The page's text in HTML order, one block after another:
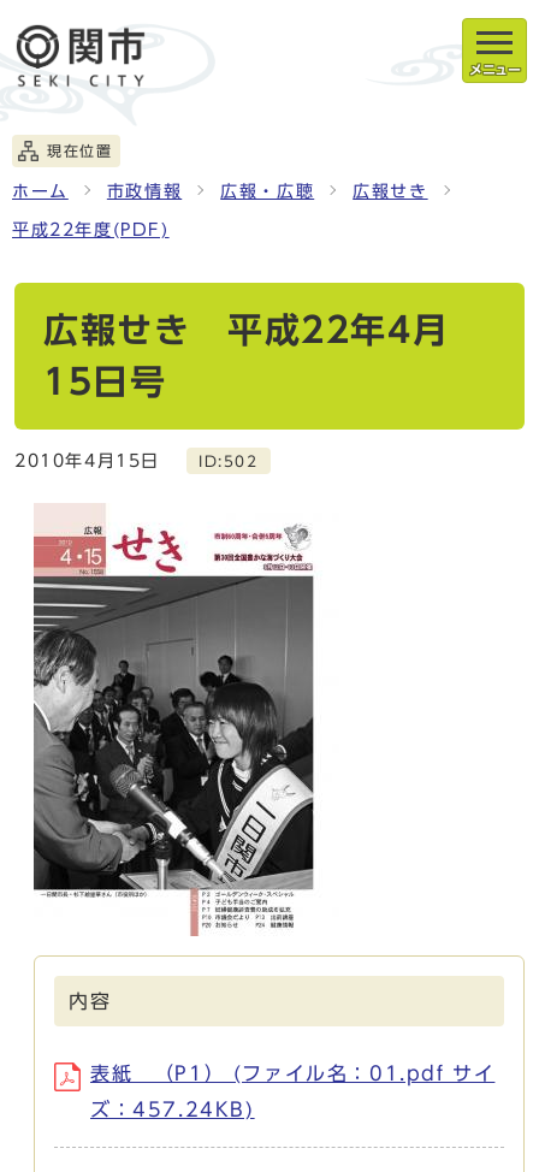
メニュー
現在位置
ホーム 市政情報 広報・広聴 広報せき
平成22年度(PDF)
広報せき 平成22年4月
15日号
2010年4月15日 ID:502
内容
表紙 （P1） (ファイル名：01.pdf サイ
ズ：457.24KB)